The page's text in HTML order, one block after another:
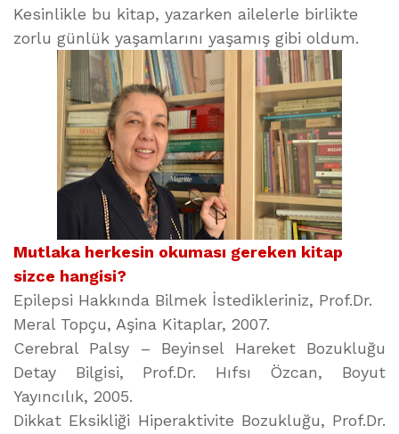
Kesinlikle bu kitap, yazarken ailelerle birlikte
zorlu günlük yaşamlarını yaşamış gibi oldum.
Mutlaka herkesin okuması gereken kitap
sizce hangisi?
Epilepsi Hakkında Bilmek İstedikleriniz, Prof.Dr.
Meral Topçu, Aşina Kitaplar, 2007.
Cerebral Palsy – Beyinsel Hareket Bozukluğu
Detay Bilgisi, Prof.Dr. Hıfsı Özcan, Boyut
Yayıncılık, 2005.
Dikkat Eksikliği Hiperaktivite Bozukluğu, Prof.Dr.